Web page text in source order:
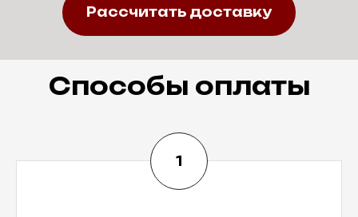
Рассчитать доставку
Способы оплаты